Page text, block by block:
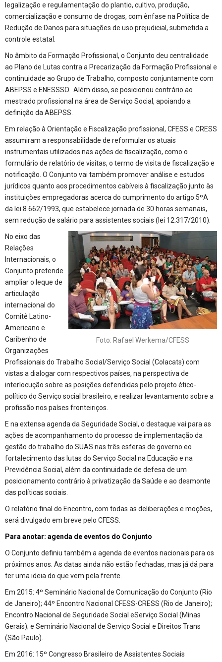
legalização e regulamentação do plantio, cultivo, produção,
comercialização e consumo de drogas, com ênfase na Política de
Redução de Danos para situações de uso prejudicial, submetida a
controle estatal.
No âmbito da Formação Profissional, o Conjunto deu centralidade
ao Plano de Lutas contra a Precarização da Formação Profissional e
continuidade ao Grupo de Trabalho, composto conjuntamente com
ABEPSS e ENESSSO. Além disso, se posicionou contrário ao
mestrado profissional na área de Serviço Social, apoiando a
definição da ABEPSS.
Em relação à Orientação e Fiscalização profissional, CFESS e CRESS
assumiram a responsabilidade de reformular os atuais
instrumentais utilizados nas ações de fiscalização, como o
formulário de relatório de visitas, o termo de visita de fiscalização e
notificação. O Conjunto vai também promover análise e estudos
jurídicos quanto aos procedimentos cabíveis à fiscalização junto às
instituições empregadoras acerca do cumprimento do artigo 5ºA
da lei 8.662/1993, que estabelece jornada de 30 horas semanais,
sem redução de salário para assistentes sociais (lei 12.317/2010).
Foto: Rafael Werkema/CFESS
No eixo das
Relações
Internacionais, o
Conjunto pretende
ampliar o leque de
articulação
internacional do
Comitê Latino-
Americano e
Caribenho de
Organizações
Profissionais do Trabalho Social/Serviço Social (Colacats) com
vistas a dialogar com respectivos países, na perspectiva de
interlocução sobre as posições defendidas pelo projeto ético-
político do Serviço social brasileiro, e realizar levantamento sobre a
profissão nos países fronteiriços.
E na extensa agenda da Seguridade Social, o destaque vai para as
ações de acompanhamento do processo de implementação da
gestão do trabalho do SUAS nas três esferas de governo eo
fortalecimento das lutas do Serviço Social na Educação e na
Previdência Social, além da continuidade de defesa de um
posicionamento contrário à privatização da Saúde e ao desmonte
das políticas sociais.
O relatório final do Encontro, com todas as deliberações e moções,
será divulgado em breve pelo CFESS.
Para anotar: agenda de eventos do Conjunto
O Conjunto definiu também a agenda de eventos nacionais para os
próximos anos. As datas ainda não estão fechadas, mas já dá para
ter uma ideia do que vem pela frente.
Em 2015: 4º Seminário Nacional de Comunicação do Conjunto (Rio
de Janeiro); 44º Encontro Nacional CFESS-CRESS (Rio de Janeiro);
Encontro Nacional de Seguridade Social eServiço Social (Minas
Gerais); e Seminário Nacional de Serviço Social e Direitos Trans
(São Paulo).
Em 2016: 15º Congresso Brasileiro de Assistentes Sociais